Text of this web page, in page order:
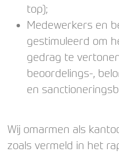
top);
Medewerkers en
gestimuleerd om
gedrag te
beoordelings-,
en
Wij omarmen als
zoals vermeld in het